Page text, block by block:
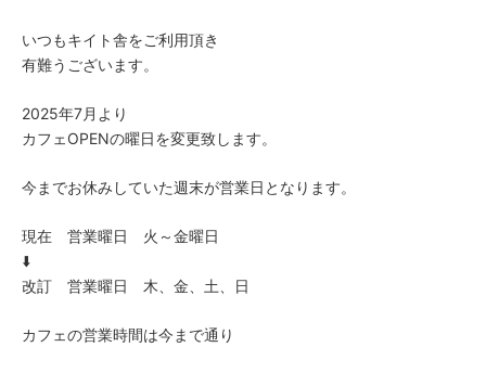
いつもキイト舎をご利用頂き
有難うございます。
2025年7月より
カフェOPENの曜日を変更致します。
今までお休みしていた週末が営業日となります。
現在 営業曜日 火～金曜日
⬇️
改訂 営業曜日 木、金、土、日
カフェの営業時間は今まで通り